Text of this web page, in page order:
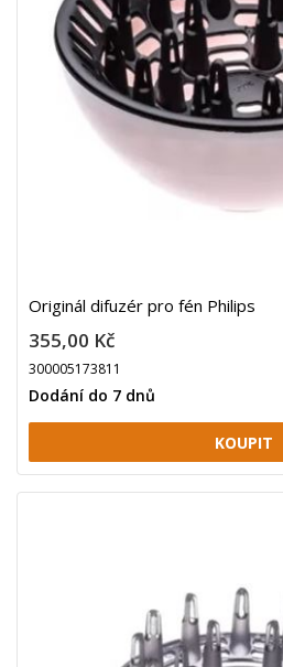
Originál difuzér pro fén Philips
355,00 Kč
300005173811
Dodání do 7 dnů